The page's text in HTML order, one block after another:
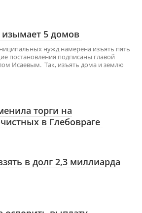
5 домов
нужд намерена изъять пять
постановления подписаны главой
Исаевым. Так, изъять дома и землю
торги на
в Глебовраге
в долг 2,3 миллиарда